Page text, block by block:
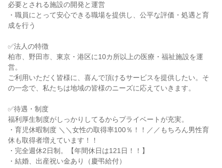
必要とされる施設の開発と運営
・職員にとって安心できる職場を提供し、公平な評価・処遇と育
成を行う
✅法人の特徴
柏市、野田市、東京・港区に10カ所以上の医療・福祉施設を運
営。
ご利用いただく皆様に、喜んで頂けるサービスを提供したい。そ
の一念で、私たちは地域の皆様のニーズに応えていきます。
✅待遇・制度
福利厚生制度がしっかりしてるからプライベートが充実。
・育児休暇制度 ＼＼女性の取得率100％！！／／もちろん男性育
休も取得者増えています！！
・完全週休2日制。【年間休日は121日！！】
・結婚、出産祝い金あり（慶弔給付）